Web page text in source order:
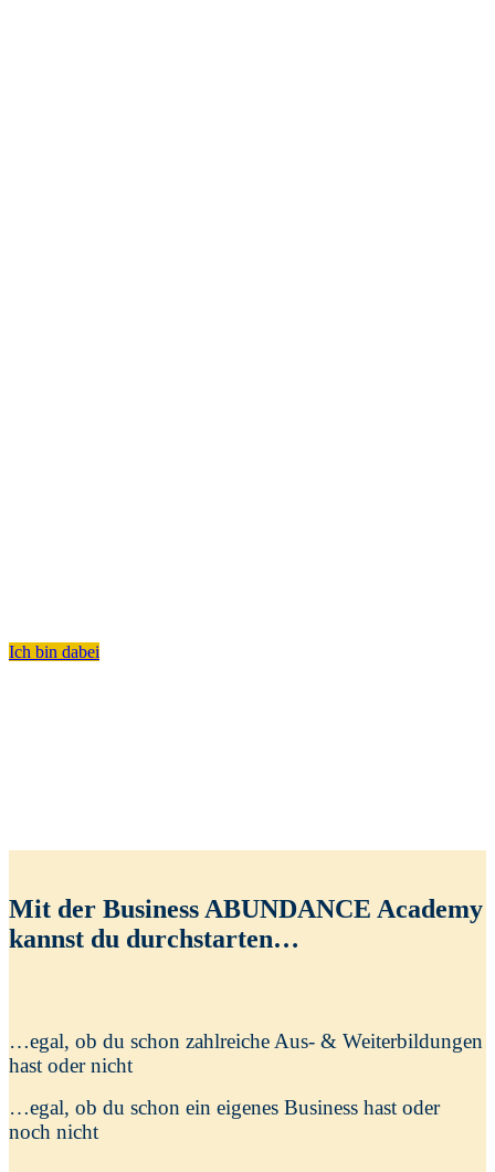
Ich bin dabei
Mit der Business ABUNDANCE Academy
kannst du durchstarten…
…egal, ob du schon zahlreiche Aus- & Weiterbildungen
hast oder nicht
…egal, ob du schon ein eigenes Business hast oder
noch nicht